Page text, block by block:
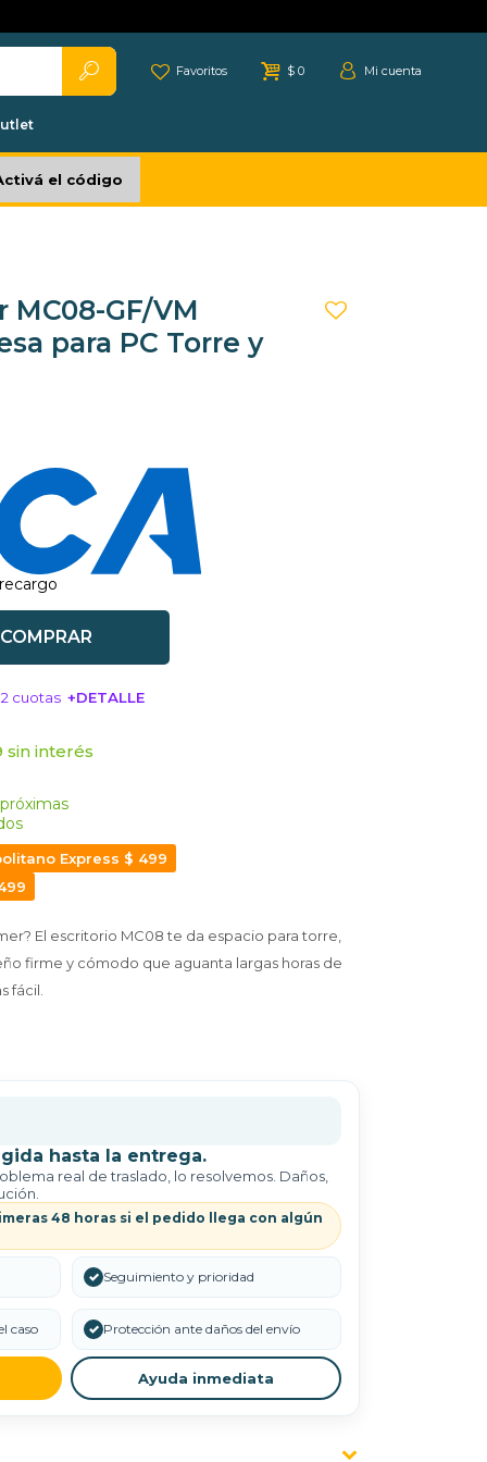
$ 0
Favoritos
el código
GF/VM
para PC Torre y
COMPRAR
cuotas +DETALLE
sin interés
Express $ 499
El escritorio MC08 te da espacio para torre,
firme y cómodo que aguanta largas horas de
fácil.
hasta la entrega.
real de traslado, lo resolvemos. Daños,
48 horas si el pedido llega con algún
✓ Seguimiento y prioridad
caso ✓ Protección ante daños del envío
Ayuda inmediata